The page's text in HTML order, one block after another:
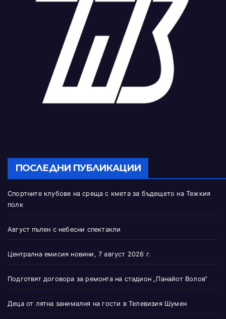
ПОСЛЕДНИ ПУБЛИКАЦИИ
Спортните клубове на среща с кмета за бъдещето на Тежкия
полк
Август пълен с небесни спектакли
Централна емисия новини, 7 август 2026 г.
Подготвят договора за ремонта на стадион „Панайот Волов“
Деца от лятна занималня на гости в Телевизия Шумен